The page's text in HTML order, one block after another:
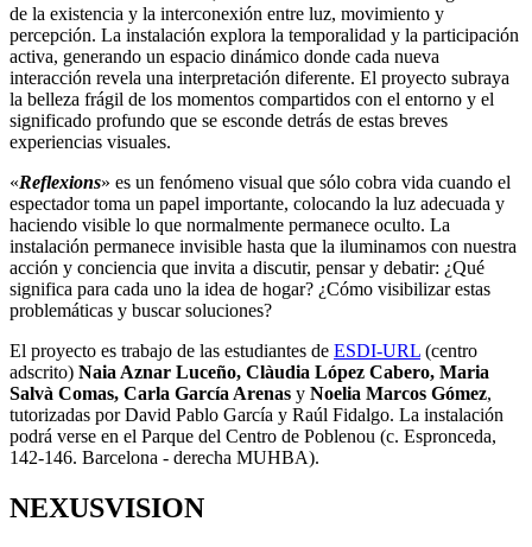
de la existencia y la interconexión entre luz, movimiento y
percepción. La instalación explora la temporalidad y la participación
activa, generando un espacio dinámico donde cada nueva
interacción revela una interpretación diferente. El proyecto subraya
la belleza frágil de los momentos compartidos con el entorno y el
significado profundo que se esconde detrás de estas breves
experiencias visuales.
«Reflexions» es un fenómeno visual que sólo cobra vida cuando el
espectador toma un papel importante, colocando la luz adecuada y
haciendo visible lo que normalmente permanece oculto. La
instalación permanece invisible hasta que la iluminamos con nuestra
acción y conciencia que invita a discutir, pensar y debatir: ¿Qué
significa para cada uno la idea de hogar? ¿Cómo visibilizar estas
problemáticas y buscar soluciones?
El proyecto es trabajo de las estudiantes de ESDI-URL (centro
adscrito) Naia Aznar Luceño, Clàudia López Cabero, Maria
Salvà Comas, Carla García Arenas y Noelia Marcos Gómez,
tutorizadas por David Pablo García y Raúl Fidalgo. La instalación
podrá verse en el Parque del Centro de Poblenou (c. Espronceda,
142-146. Barcelona - derecha MUHBA).
NEXUSVISION